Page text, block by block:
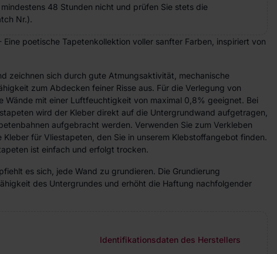
48 Stunden nicht und prüfen Sie stets die
Nr.).
Eine poetische Tapetenkollektion voller sanfter Farben, inspiriert von
zeichnen sich durch gute Atmungsaktivität, mechanische
zum Abdecken feiner Risse aus. Für die Verlegung von
Wände mit einer Luftfeuchtigkeit von maximal 0,8% geeignet. Bei
wird der Kleber direkt auf die Untergrundwand aufgetragen,
aufgebracht werden. Verwenden Sie zum Verkleben
Kleber für Vliestapeten, den Sie in unserem Klebstoffangebot finden.
ist einfach und erfolgt trocken.
es sich, jede Wand zu grundieren. Die Grundierung
des Untergrundes und erhöht die Haftung nachfolgender
Identifikationsdaten des Herstellers